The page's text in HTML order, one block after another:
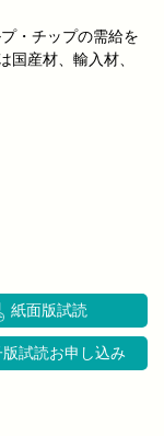
・チップの需給を
国産材、輸入材、
紙面版試読
版試読お申し込み